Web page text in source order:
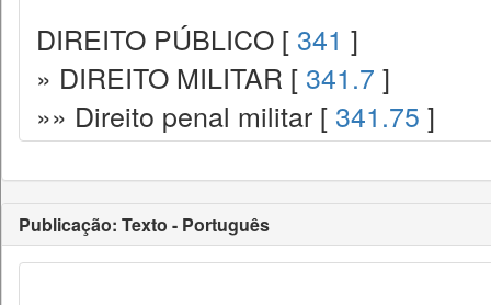
DIREITO PÚBLICO [ 341 ]
» DIREITO MILITAR [ 341.7 ]
»» Direito penal militar [ 341.75 ]
Publicação: Texto - Português